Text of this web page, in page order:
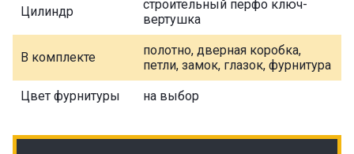
Цилиндр
строительный перфо ключ-
вертушка
В комплекте
полотно, дверная коробка,
петли, замок, глазок, фурнитура
Цвет фурнитуры на выбор